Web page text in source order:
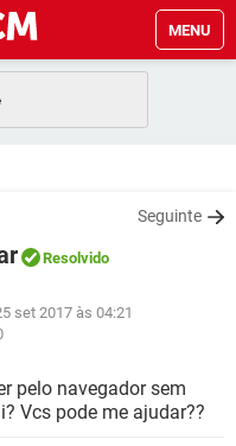
MENU
Seguinte
Resolvido
set 2017 às 04:21
pelo navegador sem
Vcs pode me ajudar??